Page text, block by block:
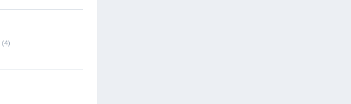
(4)